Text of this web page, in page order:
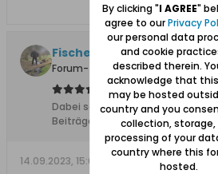
Fischersjung
Forum-Teilnehmer
Dabei seit:10.11.2015
Beiträge:
5683
14.09.2023, 15:01
By clicking "I AGREE"
agree to ourPrivacy
our personal data
and cookie
described therein.
acknowledge that
may be hosted
country and you
collection, storage,
processing of your
country where this
hosted.